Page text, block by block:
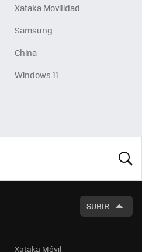
Xataka Movilidad
Samsung
China
Windows 11
SUBIR
Xataka Móvil